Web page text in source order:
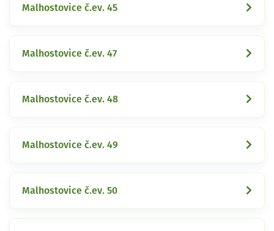
Malhostovice č.ev. 45
Malhostovice č.ev. 47
Malhostovice č.ev. 48
Malhostovice č.ev. 49
Malhostovice č.ev. 50